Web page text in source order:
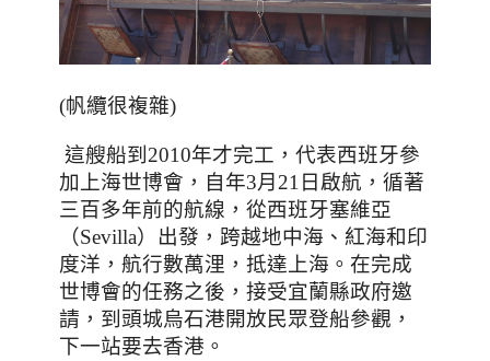
(帆纜很複雜)
這艘船到2010年才完工，代表西班牙參
加上海世博會，自年3月21 日啟航 ，循著
三百多年前的航線，從西班牙塞維亞
（Sevilla）出發，跨越地中海、紅海和印
度洋，航行數萬浬，抵達上海 。 在完成
世博會的任務之後，接受宜蘭縣政府邀
請 ，到頭城烏石港開放民眾登船參觀，
下一站要去香港 。